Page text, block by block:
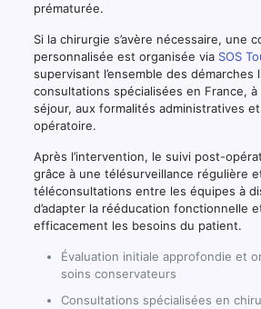
prématurée.
Si la chirurgie s’avère nécessaire, une
personnalisée est organisée via SOS
supervisant l’ensemble des démarches
consultations spécialisées en France,
séjour, aux formalités administratives
opératoire.
Après l’intervention, le suivi post-
grâce à une télésurveillance régulière
téléconsultations entre les équipes à
d’adapter la rééducation fonctionnelle
efficacement les besoins du patient.
Évaluation initiale approfondie et
soins conservateurs
Consultations spécialisées en